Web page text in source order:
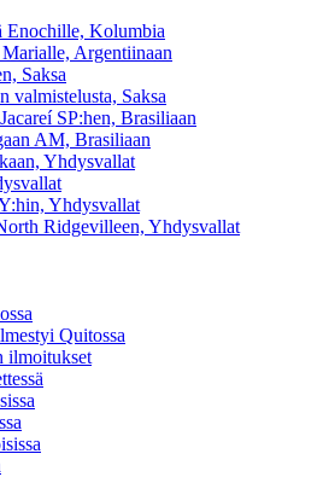
Enochille, Kolumbia
Argentiinaan
Saksa
valmistelusta, Saksa
SP:hen, Brasiliaan
AM, Brasiliaan
Yhdysvallat
Yhdysvallat
Ridgevilleen, Yhdysvallat
Quitossa
ilmoitukset